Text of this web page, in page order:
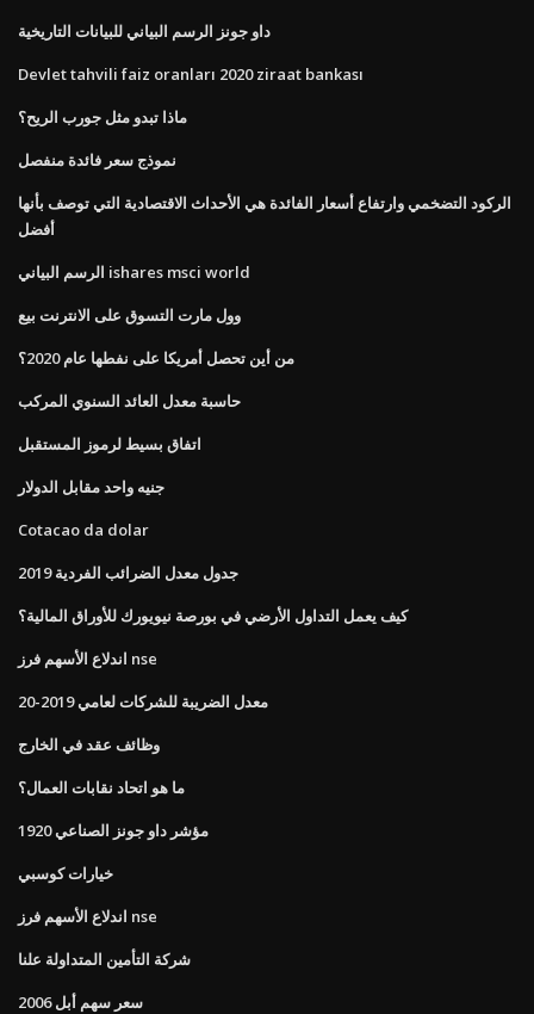
داو جونز الرسم البياني للبيانات التاريخية
Devlet tahvili faiz oranları 2020 ziraat bankası
ماذا تبدو مثل جورب الريح؟
نموذج سعر فائدة منفصل
الركود التضخمي وارتفاع أسعار الفائدة هي الأحداث الاقتصادية التي توصف بأنها
أفضل
الرسم البياني ishares msci world
وول مارت التسوق على الانترنت بيع
من أين تحصل أمريكا على نفطها عام 2020؟
حاسبة معدل العائد السنوي المركب
اتفاق بسيط لرموز المستقبل
جنيه واحد مقابل الدولار
Cotacao da dolar
جدول معدل الضرائب الفردية 2019
كيف يعمل التداول الأرضي في بورصة نيويورك للأوراق المالية؟
اندلاع الأسهم فرز nse
معدل الضريبة للشركات لعامي 2019-20
وظائف عقد في الخارج
ما هو اتحاد نقابات العمال؟
مؤشر داو جونز الصناعي 1920
خيارات كوسبي
اندلاع الأسهم فرز nse
شركة التأمين المتداولة علنا
سعر سهم أبل 2006